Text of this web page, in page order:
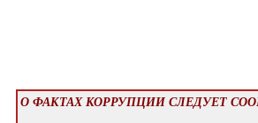
О ФАКТАХ КОРРУПЦИИ СЛЕДУЕТ